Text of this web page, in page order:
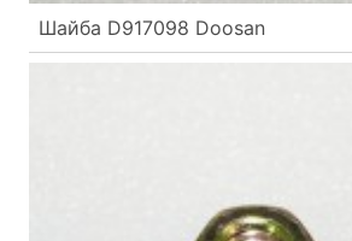
Шайба D917098 Doosan